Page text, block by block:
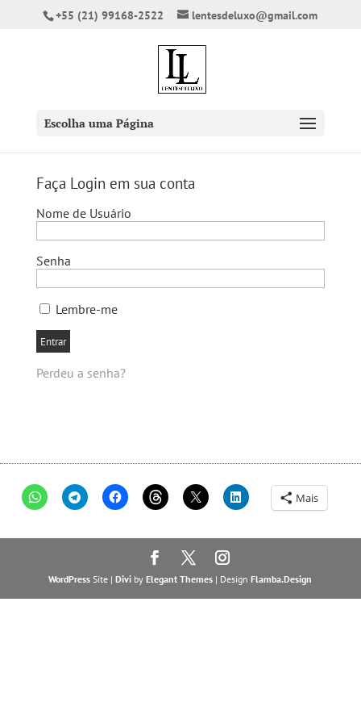
+55 (21) 99168-2522 lentesdeluxo@gmail.com
Escolha uma Página
Faça Login em sua conta
Nome de Usuário
Senha
Lembre-me
Perdeu a senha?
Mais
WordPress Site |Divi byElegant Themes | DesignFlamba.Design